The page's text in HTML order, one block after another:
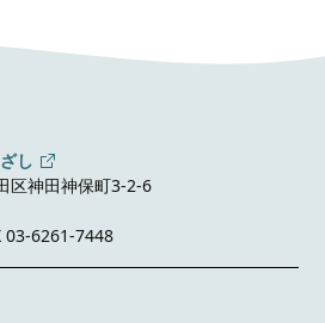
し
区神田神保町3-2-6
03-6261-7448